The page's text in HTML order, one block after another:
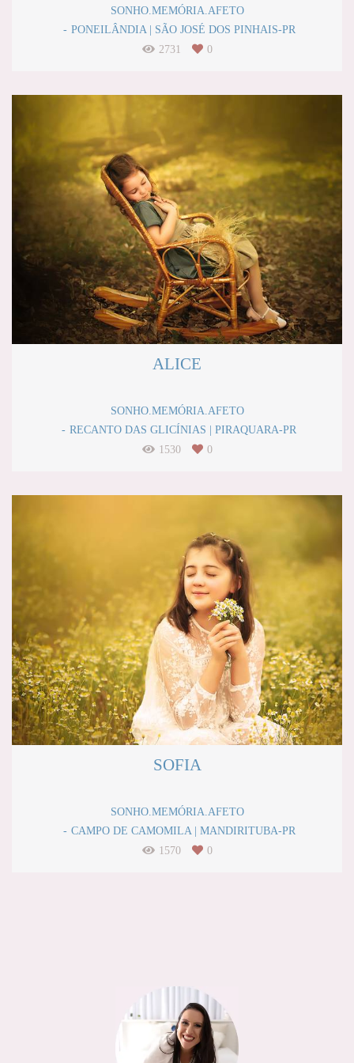
SONHO.MEMÓRIA.AFETO
PONEILÂNDIA | SÃO JOSÉ DOS PINHAIS-PR
2731
0
ALICE
SONHO.MEMÓRIA.AFETO
RECANTO DAS GLICÍNIAS | PIRAQUARA-PR
1530
0
SOFIA
SONHO.MEMÓRIA.AFETO
CAMPO DE CAMOMILA | MANDIRITUBA-PR
1570
0